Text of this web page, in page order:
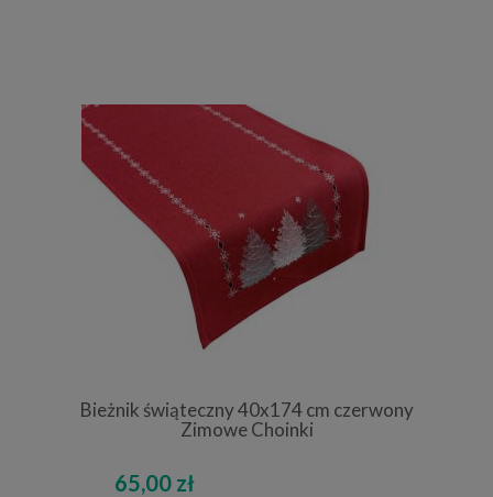
Bieżnik świąteczny 40x174 cm czerwony
Zimowe Choinki
65,00 zł